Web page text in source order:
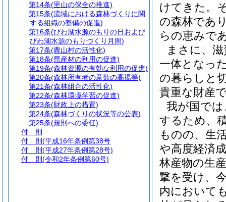
けてきた。
の森林であ
らの恵みで
まさに、
一体となっ
の暮らしと
貴重な財産
我が国で
するため、
ものの、生
や高度経済
林産物の生
撃を受け、
内において
第14条(里山の保全の推進)
第15条(流域における森林づくりに関
する組織の整備の促進)
第16条(びわ湖水源のもりの日および
びわ湖水源のもりづくり月間)
第17条(農山村の活性化)
第18条(県産材の利用の促進)
第19条(森林資源の有効な利用の促進)
第20条(森林所有者の意欲の高揚等)
第21条(森林組合の活性化)
第22条(森林環境学習の促進)
第23条(財政上の措置)
第24条(森林づくりの状況等の公表)
第25条(規則への委任)
付 則
付 則 (平成16年条例第38号
付 則 (平成27年条例第28号)
付 則 (令和2年条例第60号)